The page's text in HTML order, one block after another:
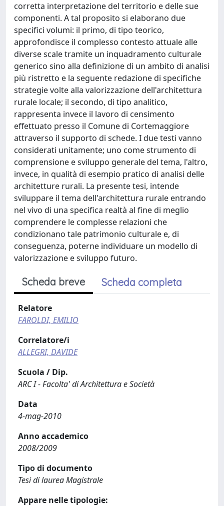
corretta interpretazione del territorio e delle sue
componenti. A tal proposito si elaborano due
specifici volumi: il primo, di tipo teorico,
approfondisce il complesso contesto attuale alle
diverse scale tramite un inquadramento culturale
generico sino alla definizione di un ambito di analisi
più ristretto e la seguente redazione di specifiche
strategie volte alla valorizzazione dell'architettura
rurale locale; il secondo, di tipo analitico,
rappresenta invece il lavoro di censimento
effettuato presso il Comune di Cortemaggiore
attraverso il supporto di schede. I due testi vanno
considerati unitamente; uno come strumento di
comprensione e sviluppo generale del tema, l'altro,
invece, in qualità di esempio pratico di analisi delle
architetture rurali. La presente tesi, intende
sviluppare il tema dell'architettura rurale entrando
nel vivo di una specifica realtà al fine di meglio
comprendere le complesse relazioni che
condizionano tale patrimonio culturale e, di
conseguenza, poterne individuare un modello di
valorizzazione e sviluppo futuro.
Scheda breve Scheda completa
Relatore
FAROLDI, EMILIO
Correlatore/i
ALLEGRI, DAVIDE
Scuola / Dip.
ARC I - Facolta' di Architettura e Società
Data
4-mag-2010
Anno accademico
2008/2009
Tipo di documento
Tesi di laurea Magistrale
Appare nelle tipologie: